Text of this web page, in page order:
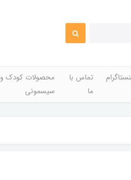
تماس با
ما
محصولات کودک و
سیسمونی